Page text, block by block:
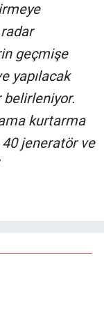
geçmişe
yapılacak
belirleniyor.
kurtarma
40 jeneratör ve